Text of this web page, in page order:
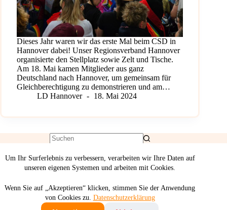
Um Ihr Surferlebnis zu verbessern, verarbeiten wir Ihre Daten auf
unseren eigenen Systemen und arbeiten mit Cookies.
Wenn Sie auf „Akzeptieren“ klicken, stimmen Sie der Anwendung
von Cookies zu. Datenschutzerklärung
Dieses Jahr waren wir das erste Mal beim CSD in
Hannover dabei! Unser Regionsverband Hannover
organisierte den Stellplatz sowie Zelt und Tische.
Am 18. Mai kamen Mitglieder aus ganz
Deutschland nach Hannover, um gemeinsam für
Gleichberechtigung zu demonstrieren und am…
LD Hannover
18. Mai 2024
Deutsch